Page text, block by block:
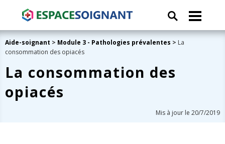
Aide-soignant > Module 3 - Pathologies prévalentes > La
consommation des opiacés
La consommation des
opiacés
Mis à jour le 20/7/2019